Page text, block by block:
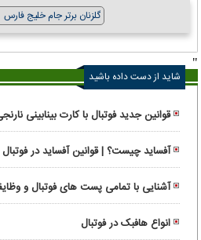
"
شاید از دست داده باشید
قوانین جدید فوتبال با کارت بینابینی
آفساید چیست؟ | قوانین آفساید در فوتبال
آشنایی با تمامی پست های فوتبال و
انواع هافبک در فوتبال